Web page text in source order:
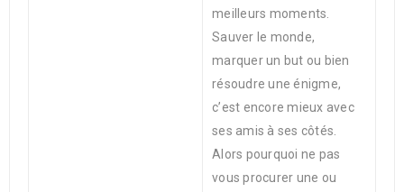
meilleurs moments.
Sauver le monde,
marquer un but ou bien
résoudre une énigme,
c’est encore mieux avec
ses amis à ses côtés.
Alors pourquoi ne pas
vous procurer une ou